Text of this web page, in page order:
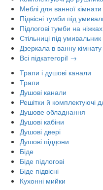
Меблі для ванної кімнати
Підвісні тумби під
Підлогові тумби на ніжках
Стільниці під умивальник
Дзеркала в ванну кімнату
Всі підкатегорії →
Трапи і душові канали
Трапи
Душові канали
Решітки й комплектуючі
Душове обладнання
Душові кабіни
Душові двері
Душові піддони
Біде
Біде підлогові
Біде підвісні
Кухонні мийки